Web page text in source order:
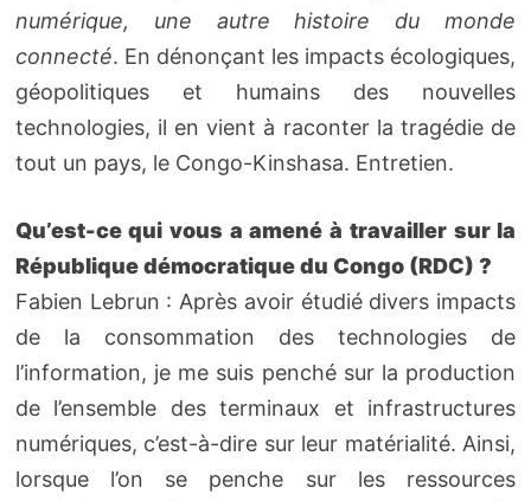
numérique, une autre histoire du monde
connecté. En dénonçant les impacts écologiques,
géopolitiques et humains des nouvelles
technologies, il en vient à raconter la tragédie de
tout un pays, le Congo-Kinshasa. Entretien.
Qu’est-ce qui vous a amené à travailler sur la
République démocratique du Congo (RDC) ?
Fabien Lebrun : Après avoir étudié divers impacts
de la consommation des technologies de
l’information, je me suis penché sur la production
de l’ensemble des terminaux et infrastructures
numériques, c’est-à-dire sur leur matérialité. Ainsi,
lorsque l’on se penche sur les ressources